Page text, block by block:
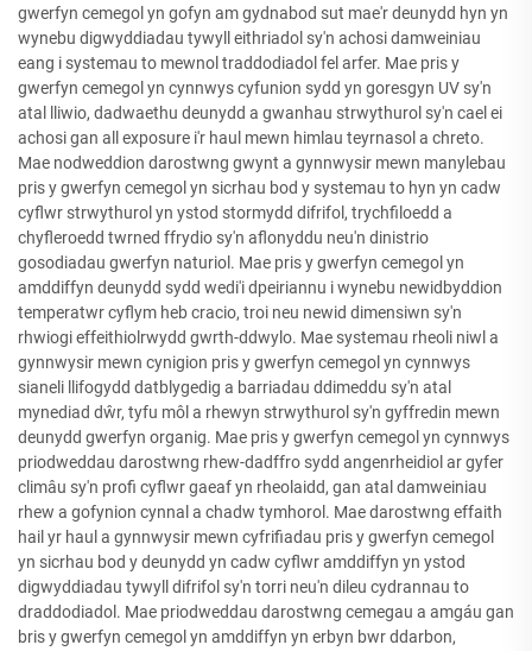
gwerfyn cemegol yn gofyn am gydnabod sut mae'r deunydd hyn yn
wynebu digwyddiadau tywyll eithriadol sy'n achosi damweiniau
eang i systemau to mewnol traddodiadol fel arfer. Mae pris y
gwerfyn cemegol yn cynnwys cyfunion sydd yn goresgyn UV sy'n
atal lliwio, dadwaethu deunydd a gwanhau strwythurol sy'n cael ei
achosi gan all exposure i'r haul mewn himlau teyrnasol a chreto.
Mae nodweddion darostwng gwynt a gynnwysir mewn manylebau
pris y gwerfyn cemegol yn sicrhau bod y systemau to hyn yn cadw
cyflwr strwythurol yn ystod stormydd difrifol, trychfiloedd a
chyfleroedd twrned ffrydio sy'n aflonyddu neu'n dinistrio
gosodiadau gwerfyn naturiol. Mae pris y gwerfyn cemegol yn
amddiffyn deunydd sydd wedi'i dpeiriannu i wynebu newidbyddion
temperatwr cyflym heb cracio, troi neu newid dimensiwn sy'n
rhwiogi effeithiolrwydd gwrth-ddwylo. Mae systemau rheoli niwl a
gynnwysir mewn cynigion pris y gwerfyn cemegol yn cynnwys
sianeli llifogydd datblygedig a barriadau ddimeddu sy'n atal
mynediad dŵr, tyfu môl a rhewyn strwythurol sy'n gyffredin mewn
deunydd gwerfyn organig. Mae pris y gwerfyn cemegol yn cynnwys
priodweddau darostwng rhew-dadffro sydd angenrheidiol ar gyfer
climâu sy'n profi cyflwr gaeaf yn rheolaidd, gan atal damweiniau
rhew a gofynion cynnal a chadw tymhorol. Mae darostwng effaith
hail yr haul a gynnwysir mewn cyfrifiadau pris y gwerfyn cemegol
yn sicrhau bod y deunydd yn cadw cyflwr amddiffyn yn ystod
digwyddiadau tywyll difrifol sy'n torri neu'n dileu cydrannau to
draddodiadol. Mae priodweddau darostwng cemegau a amgáu gan
bris y gwerfyn cemegol yn amddiffyn yn erbyn bwr ddarbon,